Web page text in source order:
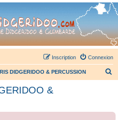
- retrouvez la communauté.
Connexion
Inscription
DIDGERIDOO & PERCUSSION
&